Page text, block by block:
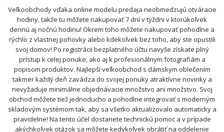
Veľkoobchody vďaka online modelu predaja neobmedzujú otváracie
hodiny, takže tu môžete nakupovať 7 dní v týždni v ktorúkoľvek
dennú aj nočnú hodinu! Okrem toho môžete nakupovať pohodlne a
rýchlo z vlastnej pohovky alebo kdekoľvek bez toho, aby ste opustili
svoj domov! Po registrácii bezplatného účtu navyše získate plný
prístup k celej ponuke, ako aj k profesionálnym fotografiám a
popisom produktov. Najlepší veľkoobchod s dámskym oblečením
takmer každý deň zavádza do svojej ponuky atraktívne novinky a
nevyžaduje minimálne objednávacie množstvo ani množstvo. Svoj
obchod môžete tiež jednoducho a pohodlne integrovať s moderným
skladovým systémom tak, aby sa všetko aktualizovalo automaticky a
pravidelne! Na tento účel dostanete technickú pomoc a v prípade
akýchkoľvek otázok sa môžete kedykoľvek obrátiť na oddelenie